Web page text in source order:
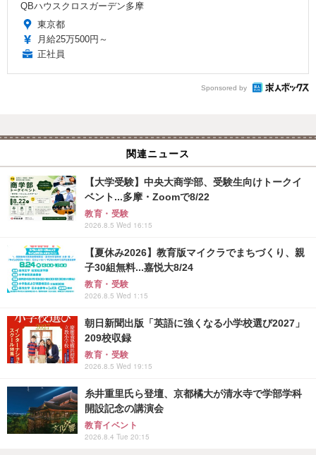
QBハウスクロスガーデン多摩
東京都
月給25万500円～
正社員
Sponsored by
関連ニュース
【大学受験】中央大商学部、受験生向けトークイ
ベント...多摩・Zoomで8/22
教育・受験
2026.8.5 Wed 16:15
【夏休み2026】教育版マイクラでまちづくり、親
子30組無料...嘉悦大8/24
教育・受験
2026.8.5 Wed 1:15
朝日新聞出版「英語に強くなる小学校選び2027」
209校収録
教育・受験
2026.8.5 Wed 19:15
糸井重里氏ら登壇、京都橘大が清水寺で学部学科
開設記念の講演会
教育イベント
2026.8.4 Tue 20:15